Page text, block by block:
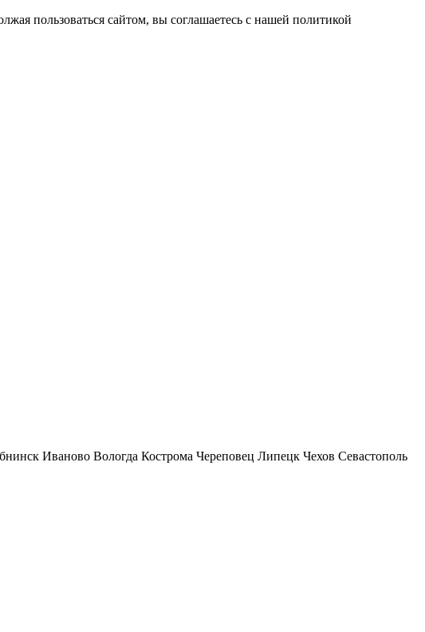
пользоваться сайтом, вы соглашаетесь с нашей политикой
Иваново Вологда Кострома Череповец Липецк Чехов Севастополь